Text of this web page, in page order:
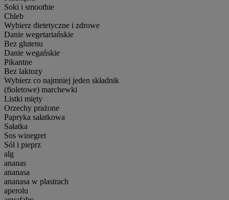
Soki i smoothie
Chleb
Wybierz dietetyczne i zdrowe
Danie wegetariańskie
Bez glutenu
Danie wegańskie
Pikantne
Bez laktozy
Wybierz co najmniej jeden składnik
(fioletowe) marchewki
Listki mięty
Orzechy prażone
Papryka sałatkowa
Sałatka
Sos winegret
Sól i pieprz
alg
ananas
ananasa
ananasa w plastrach
aperolu